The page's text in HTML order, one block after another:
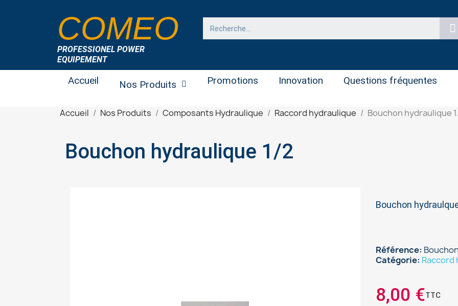
COMEO
PROFESSIONEL POWER
EQUIPEMENT
Accueil Nos Produits Promotions Innovation Questions fréquentes
Accueil Nos Produits Composants Hydraulique Raccord hydraulique Bouchon hydraulique
Bouchon hydraulique 1/2
Bouchon
Référence
Catégorie Raccord
8,00 €TTC